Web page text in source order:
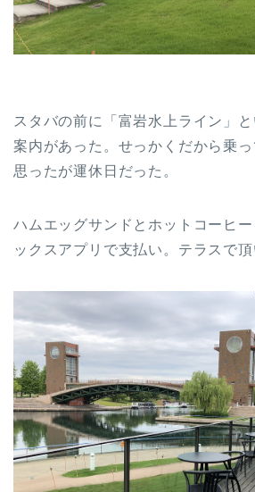
スタバの前に「富岩水上ライン」
案内があった。せっかくだから乗
思ったが運休日だった。
ハムエッグサンドとホットコーヒ
ックスアプリで支払い。テラスで頂